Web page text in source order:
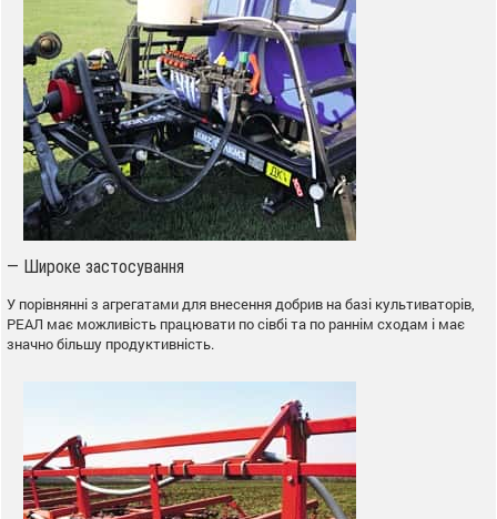
— Широке застосування
У порівнянні з агрегатами для внесення добрив на базі культиваторів,
РЕАЛ має можливість працювати по сівбі та по раннім сходам і має
значно більшу продуктивність.